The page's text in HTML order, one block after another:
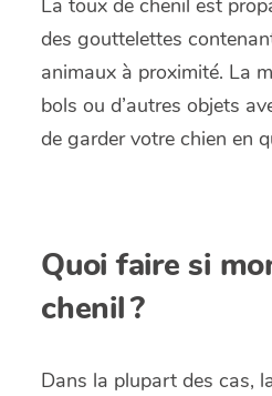
La toux de chenil est
des gouttelettes
animaux à proximité. La
bols ou d’autres objets
de garder votre chien en
Quoi faire si
chenil ?
Dans la plupart des cas,